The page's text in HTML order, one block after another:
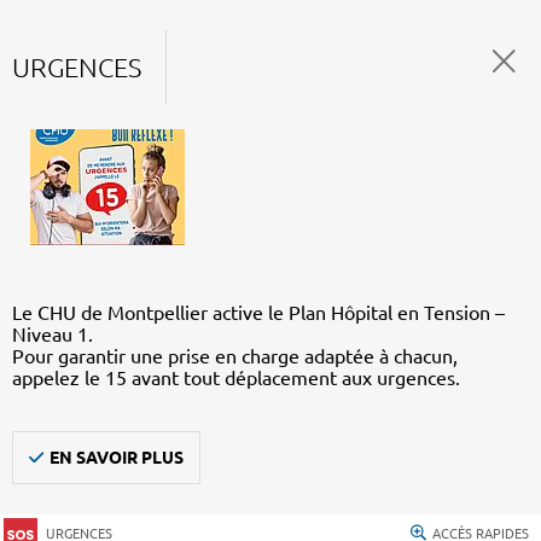
URGENCES
Le CHU de Montpellier active le Plan Hôpital en Tension –
Niveau 1.
Pour garantir une prise en charge adaptée à chacun,
appelez le 15 avant tout déplacement aux urgences.
EN SAVOIR PLUS
URGENCES ACCÈS RAPIDES